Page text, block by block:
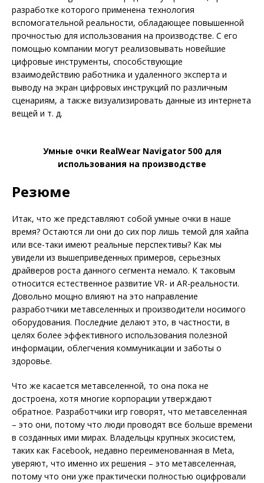
разработке которого при­менена технология
вспомогательной реальности, обладающее повышенной
прочностью для использования на производстве. С его
помощью компании могут реализовывать новейшие
цифровые инструменты, способствующие
взаимодействию работника и удаленного эксперта и
выводу на экран цифровых инструкций по различным
сценариям, а также визуализировать данные из интернета
вещей и т. д.
Умные очки RealWear Navigator 500 для
использования на производстве
Резюме
Итак, что же представляют собой умные очки в наше
время? Остаются ли они до сих пор лишь темой для хайпа
или все-таки имеют реальные перспективы? Как мы
увидели из вышеприведенных примеров, серьезных
драйверов роста данного сегмента немало. К таковым
относится естественное развитие VR- и AR-реальности.
Довольно мощно влияют на это направление
разработчики метавселенных и производители носимого
оборудования. Последние делают это, в частности, в
целях более эффективного использования полезной
информации, облегчения коммуникации и заботы о
здоровье.
Что же касается метавселенной, то она пока не
достроена, хотя многие корпорации утверждают
обратное. Разработчики игр говорят, что метавселенная
– это они, потому что люди проводят все больше времени
в созданных ими мирах. Владельцы крупных экосистем,
таких как Facebook, недавно переименованная в Meta,
уверяют, что именно их решения – это метавселенная,
потому что они уже практически полностью оцифровали